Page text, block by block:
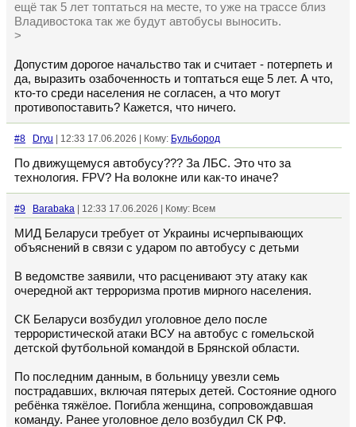
ещё так 5 лет топтаться на месте, то уже на трассе близ
Владивостока так же будут автобусы выносить.
>
Допустим дорогое начальство так и считает - потерпеть и
да, выразить озабоченность и топтаться еще 5 лет. А что,
кто-то среди населения не согласен, а что могут
противопоставить? Кажется, что ничего.
#8 Dryu | 12:33 17.06.2026 | Кому: Бульбород
По движущемуся автобусу??? За ЛБС. Это что за
технология. FPV? На волокне или как-то иначе?
#9 Barabaka | 12:33 17.06.2026 | Кому: Всем
МИД Беларуси требует от Украины исчерпывающих
объяснений в связи с ударом по автобусу с детьми
В ведомстве заявили, что расценивают эту атаку как
очередной акт терроризма против мирного населения.
СК Беларуси возбудил уголовное дело после
террористической атаки ВСУ на автобус с гомельской
детской футбольной командой в Брянской области.
По последним данным, в больницу увезли семь
пострадавших, включая пятерых детей. Состояние одного
ребёнка тяжёлое. Погибла женщина, сопровождавшая
команду. Ранее уголовное дело возбудил СК РФ.